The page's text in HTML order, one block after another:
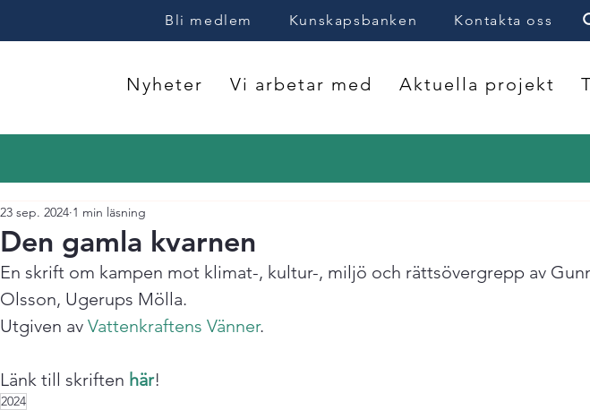
Bli medlem Kunskapsbanken Kontakta oss
Nyheter Vi arbetar med Aktuella projekt
Den gamla kvarnen
23 sep. 2024 1 min läsning
En skrift om kampen mot klimat-, kultur-, miljö och rättsövergrepp av
Olsson, Ugerups Mölla.
Utgiven av Vattenkraftens Vänner.
Länk till skriften här!
2024